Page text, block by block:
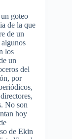
goteo
de la que
de un
los
un
del
por
No son
hoy
de Ekin